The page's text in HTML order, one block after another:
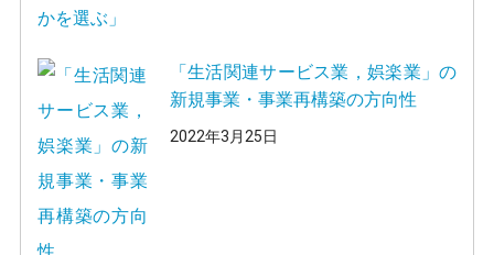
「生活関連サービス業，娯楽業」の
新規事業・事業再構築の方向性
2022年3月25日